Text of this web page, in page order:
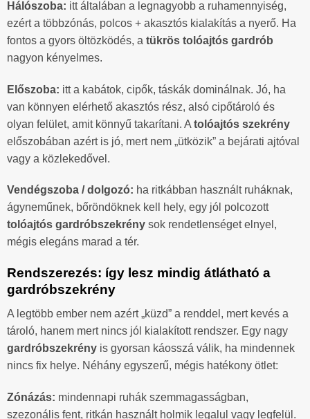
Hálószoba: itt általában a legnagyobb a ruhamennyiség,
ezért a többzónás, polcos + akasztós kialakítás a nyerő. Ha
fontos a gyors öltözködés, a tükrös tolóajtós gardrób
nagyon kényelmes.
Előszoba: itt a kabátok, cipők, táskák dominálnak. Jó, ha
van könnyen elérhető akasztós rész, alsó cipőtároló és
olyan felület, amit könnyű takarítani. A tolóajtós szekrény
előszobában azért is jó, mert nem „ütközik” a bejárati ajtóval
vagy a közlekedővel.
Vendégszoba / dolgozó: ha ritkábban használt ruháknak,
ágyneműnek, bőröndöknek kell hely, egy jól polcozott
tolóajtós gardróbszekrény sok rendetlenséget elnyel,
mégis elegáns marad a tér.
Rendszerezés: így lesz mindig átlátható a
gardróbszekrény
A legtöbb ember nem azért „küzd” a renddel, mert kevés a
tároló, hanem mert nincs jól kialakított rendszer. Egy nagy
gardróbszekrény is gyorsan káosszá válik, ha mindennek
nincs fix helye. Néhány egyszerű, mégis hatékony ötlet:
Zónázás: mindennapi ruhák szemmagasságban,
szezonális fent, ritkán használt holmik legalul vagy legfelül.